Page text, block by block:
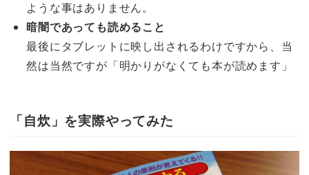
ような事はありません。
暗闇であっても読めること
最後にタブレットに映し出されるわけですから、当
然は当然ですが「明かりがなくても本が読めます」
「自炊」を実際やってみた